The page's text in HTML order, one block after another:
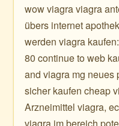
wow viagra viagra
übers internet
werden viagra
80 continue to web
and viagra mg neues
sicher kaufen cheap
Arzneimittel viagra,